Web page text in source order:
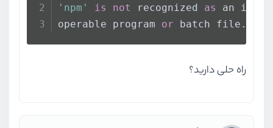
'npm'
is not recognized as
an
operable program or batch file.
راه حلی دارید؟